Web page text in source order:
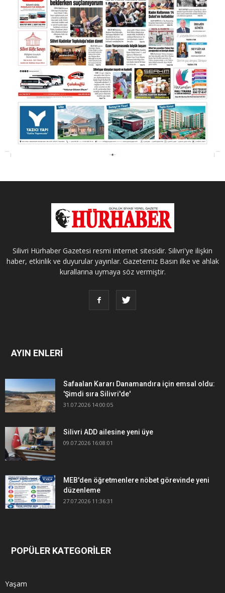
Silivri Hürhaber Gazetesi resmi internet sitesidir. Silivri'ye ilişkin
haber, etkinlik ve duyurular yayınlar. Gazetemiz Basın ilke ve ahlak
kurallarına uymaya söz vermiştir.
AYIN ENLERİ
Safaalan Kararı Danamandıra için emsal oldu:
'Şimdi sıra Silivri'de'
31.07.2026 14:00:05
Silivri ADD ailesine yeni üye
09.07.2026 16:08:01
MEB'den öğretmenlere nöbet görevinde yeni
düzenleme
27.07.2026 11:36:31
POPÜLER KATEGORİLER
Yaşam